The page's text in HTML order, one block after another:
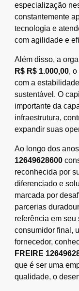
especialização
constantemente
tecnologia e
com agilidade e
Além disso, a
R$ R$ 1.000,00,
com a
sustentável. O
importante da
infraestrutura,
expandir suas
Ao longo dos
12649628600
reconhecida por
diferenciado e
marcada por
parcerias
referência em
consumidor final,
fornecedor,
FREIRE
que é ser uma
qualidade, o